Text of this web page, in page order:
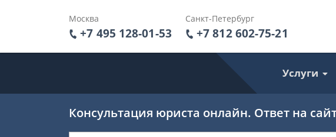
Москва
+7 495 128-01-53
Санкт-Петербург
+7 812 602-75-21
Услуги
Консультация юриста онлайн. Ответ на